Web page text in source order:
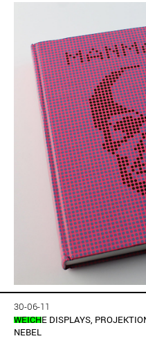
30-06-11
WEICHE DISPLAYS,
NEBEL